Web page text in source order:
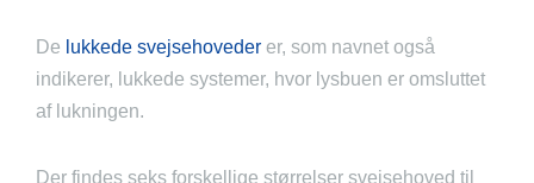
De lukkede svejsehoveder er, som navnet også
indikerer, lukkede systemer, hvor lysbuen er omsluttet
af lukningen.
Der findes seks forskellige størrelser svejsehoved til